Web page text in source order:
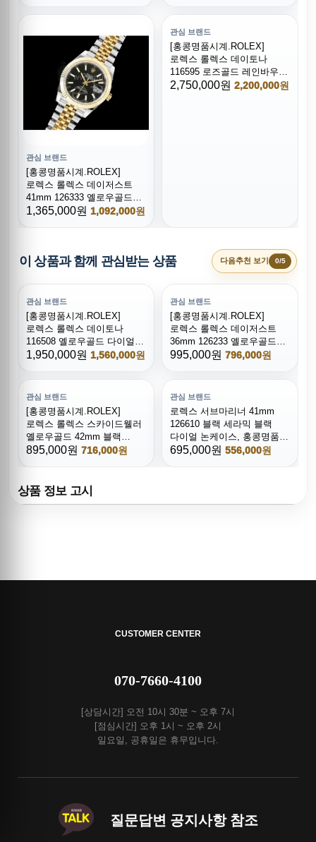
관심 브랜드
[홍콩명품시계.ROLEX]
로렉스 롤렉스 데이저스트
41mm 126333 옐로우골드
콤비 904L 스틸 블랙 다이얼
1,365,000원 1,092,000원
관심 브랜드
[홍콩명품시계.ROLEX]
로렉스 롤렉스 데이토나
116595 로즈골드 레인바우
크리스탈 베젤 블랙 다이얼
2,750,000원 2,200,000원
이 상품과 함께 관심받는 상품 다음추천 보기 0/5
관심 브랜드
[홍콩명품시계.ROLEX]
로렉스 롤렉스 데이토나
116508 옐로우골드 다이얼
브레이슬릿, 명품직구,
남자명품시계,워치,중년남자
1,950,000원 1,560,000원
관심 브랜드
[홍콩명품시계.ROLEX]
로렉스 롤렉스 데이저스트
36mm 126233 옐로우골드
다이얼, 명품직구,구매대행,
중년남자
995,000원 796,000원
관심 브랜드
[홍콩명품시계.ROLEX]
로렉스 롤렉스 스카이드웰러
옐로우골드 42mm 블랙
다이얼, 명품레플리카,
895,000원 716,000원
관심 브랜드
로렉스 서브마리너 41mm
126610 블랙 세라믹 블랙
다이얼 논케이스, 홍콩명품,
롤렉스,남자시계워치,
695,000원 556,000원
상품 정보 고시
CUSTOMER CENTER
070-7660-4100
[상담시간] 오전 10시 30분 ~ 오후 7시
[점심시간] 오후 1시 ~ 오후 2시
일요일, 공휴일은 휴무입니다.
질문답변 공지사항 참조